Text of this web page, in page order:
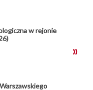
w rejonie